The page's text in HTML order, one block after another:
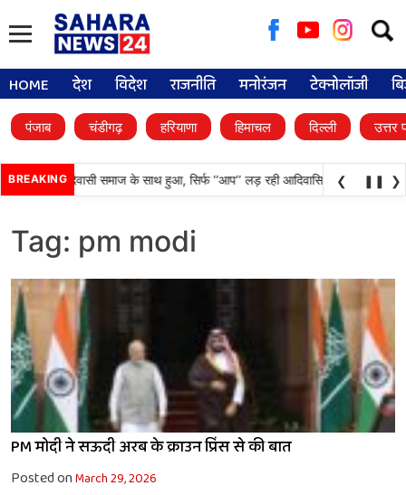
for:
HOME देश विदेश राजनीति मनोरंजन टेक्नोलॉजी
पंजाब चंडीगढ़ हरियाणा हिमाचल दिल्ली उत्तर
BREAKING
अन्याय आदिवासी समाज के साथ हुआ, सिर्फ ‘‘आप’’ लड़ रही आदिवासियों के अधिकारों
❮ ❚❚ ❯
Tag: pm modi
PM मोदी ने सऊदी अरब के क्राउन प्रिंस से की बात
Posted onMarch 29, 2026